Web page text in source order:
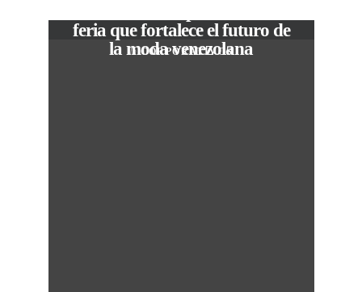
In CORPORATIVOS
feria que fortalece el futuro de
la moda venezolana